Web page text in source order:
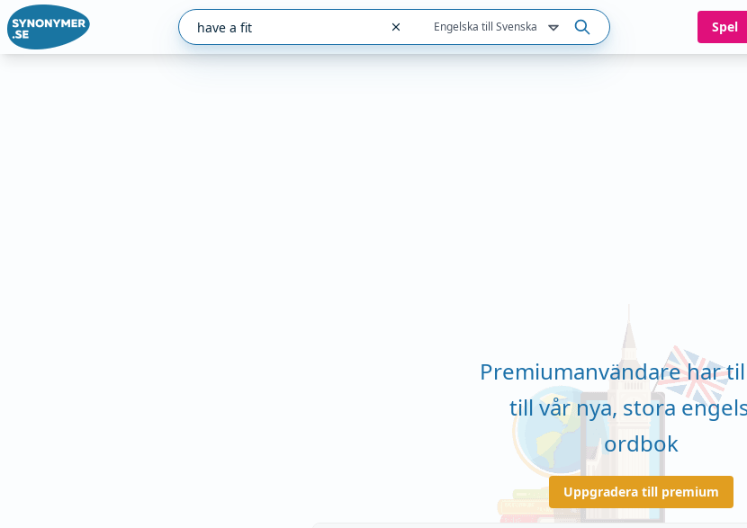
Engelska till Svenska Spel
Premiumanvändare har
till vår nya, stora
ordbok
Uppgradera till premium